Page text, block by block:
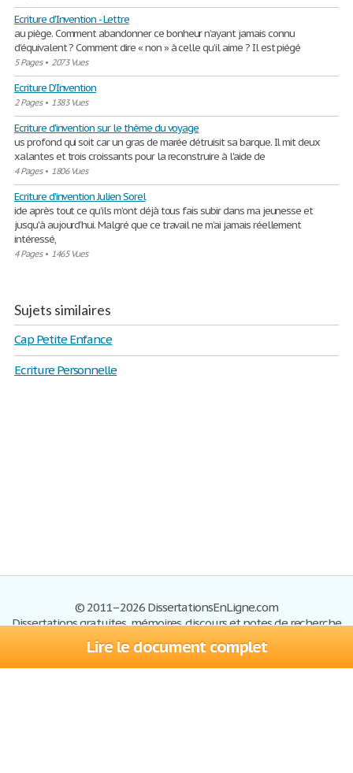
Lire le document complet
Ecriture d'Invention - Lettre
au piège. Comment abandonner ce bonheur n’ayant jamais connu
d’équivalent ? Comment dire « non » à celle qu’il aime ? Il est piégé
5 Pages• 2073 Vues
Ecriture D'Invention
2 Pages• 1383 Vues
Ecriture d'invention sur le thème du voyage
us profond qui soit car un gras de marée détruisit sa barque. Il mit deux
xalantes et trois croissants pour la reconstruire à l'aide de
4 Pages• 1806 Vues
Ecriture d'invention Julien Sorel
ide après tout ce qu’ils m’ont déjà tous fais subir dans ma jeunesse et
jusqu'à aujourd’hui. Malgré que ce travail ne m’ai jamais réellement
intéressé,
4 Pages• 1465 Vues
Sujets similaires
Cap Petite Enfance
Ecriture Personnelle
© 2011–2026 DissertationsEnLigne.com
Dissertations gratuites, mémoires, discours et notes de recherche